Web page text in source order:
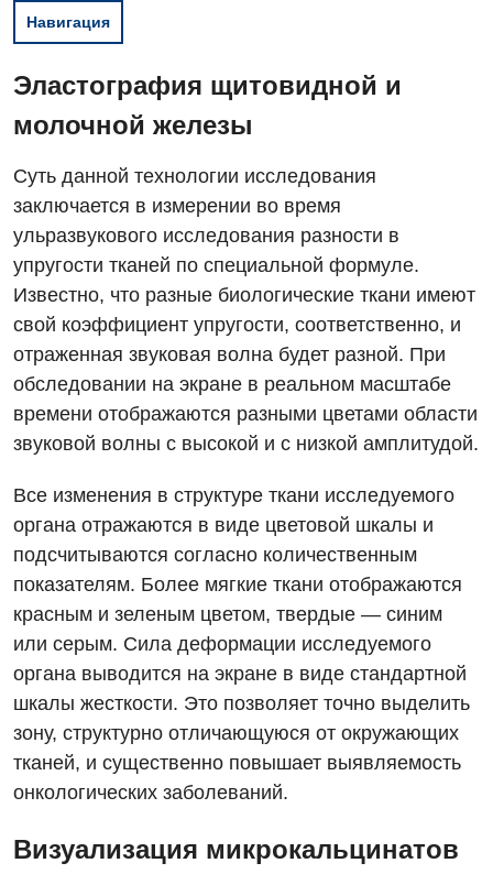
Вакансии
Мероприятия БПР
Интернатура
Отзывы
Диагностика
Диагностическое отделение
УЗИ
Для взрослых
Акушерство и гинекология
Аллергология, иммунология
Андрология
Бесплатные услуги
Декларирование
Русский
Навигация
Эластография щитовидной и
молочной железы
Суть данной технологии исследования
заключается в измерении во время
ульразвукового исследования разности в
упругости тканей по специальной формуле.
Известно, что разные биологические ткани имеют
свой коэффициент упругости, соответственно, и
отраженная звуковая волна будет разной. При
обследовании на экране в реальном масштабе
времени отображаются разными цветами области
звуковой волны с высокой и с низкой амплитудой.
Все изменения в структуре ткани исследуемого
органа отражаются в виде цветовой шкалы и
подсчитываются согласно количественным
показателям. Более мягкие ткани отображаются
красным и зеленым цветом, твердые — синим
или серым. Сила деформации исследуемого
органа выводится на экране в виде стандартной
шкалы жесткости. Это позволяет точно выделить
зону, структурно отличающуюся от окружающих
тканей, и существенно повышает выявляемость
онкологических заболеваний.
Визуализация микрокальцинатов